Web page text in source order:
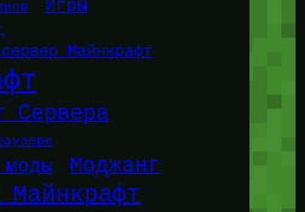
Игры
Майнкрафт
Сервера
Моджанг
Майнкрафт